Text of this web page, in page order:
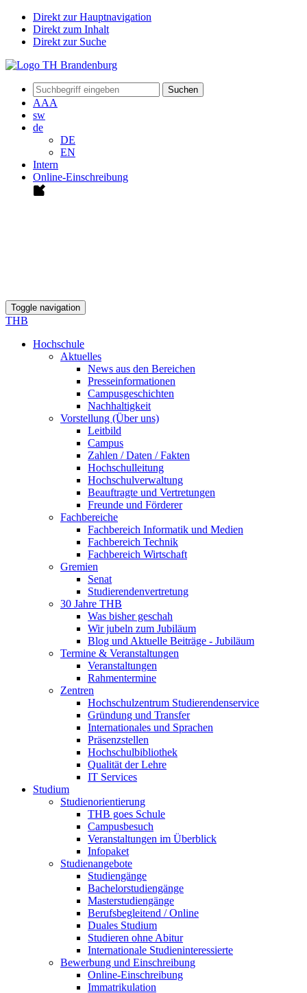
Direkt zur Hauptnavigation
Direkt zum Inhalt
Direkt zur Suche
Suchen
AAA
sw
de
DE
EN
Intern
Online-Einschreibung
Toggle navigation
THB
Hochschule
Aktuelles
News aus den Bereichen
Presseinformationen
Campusgeschichten
Nachhaltigkeit
Vorstellung (Über uns)
Leitbild
Campus
Zahlen / Daten / Fakten
Hochschulleitung
Hochschulverwaltung
Beauftragte und Vertretungen
Freunde und Förderer
Fachbereiche
Fachbereich Informatik und Medien
Fachbereich Technik
Fachbereich Wirtschaft
Gremien
Senat
Studierendenvertretung
30 Jahre THB
Was bisher geschah
Wir jubeln zum Jubiläum
Blog und Aktuelle Beiträge - Jubiläum
Termine & Veranstaltungen
Veranstaltungen
Rahmentermine
Zentren
Hochschulzentrum Studierendenservice
Gründung und Transfer
Internationales und Sprachen
Präsenzstellen
Hochschulbibliothek
Qualität der Lehre
IT Services
Studium
Studienorientierung
THB goes Schule
Campusbesuch
Veranstaltungen im Überblick
Infopaket
Studienangebote
Studiengänge
Bachelorstudiengänge
Masterstudiengänge
Berufsbegleitend / Online
Duales Studium
Studieren ohne Abitur
Internationale Studieninteressierte
Bewerbung und Einschreibung
Online-Einschreibung
Immatrikulation